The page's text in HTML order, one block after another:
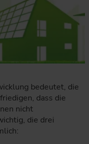
bedeutet, die
dass die
nicht
die drei